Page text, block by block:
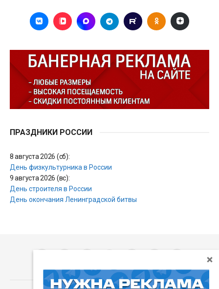
ПРАЗДНИКИ РОССИИ
8 августа 2026 (сб):
День физкультурника в России
9 августа 2026 (вс):
День строителя в России
День окончания Ленинградской битвы